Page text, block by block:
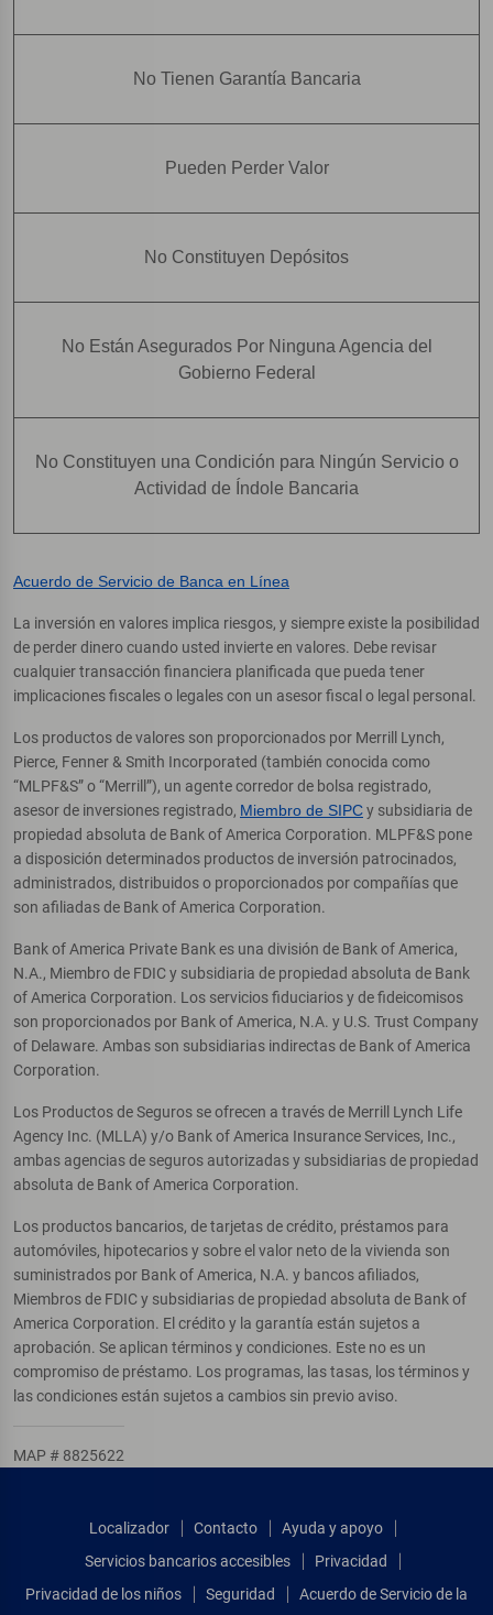
No Tienen Garantía Bancaria
Pueden Perder Valor
No Constituyen Depósitos
No Están Asegurados Por Ninguna Agencia del
Gobierno Federal
No Constituyen una Condición para Ningún Servicio o
Actividad de Índole Bancaria
Acuerdo de Servicio de Banca en Línea
La inversión en valores implica riesgos, y siempre existe la posibilidad
de perder dinero cuando usted invierte en valores. Debe revisar
cualquier transacción financiera planificada que pueda tener
implicaciones fiscales o legales con un asesor fiscal o legal personal.
Los productos de valores son proporcionados por Merrill Lynch,
Pierce, Fenner & Smith Incorporated (también conocida como
“MLPF&S” o “Merrill”), un agente corredor de bolsa registrado,
asesor de inversiones registrado, Miembro de SIPCy subsidiaria de
propiedad absoluta de Bank of America Corporation. MLPF&S pone
a disposición determinados productos de inversión patrocinados,
administrados, distribuidos o proporcionados por compañías que
son afiliadas de Bank of America Corporation.
Bank of America Private Bank es una división de Bank of America,
N.A., Miembro de FDIC y subsidiaria de propiedad absoluta de Bank
of America Corporation. Los servicios fiduciarios y de fideicomisos
son proporcionados por Bank of America, N.A. y U.S. Trust Company
of Delaware. Ambas son subsidiarias indirectas de Bank of America
Corporation.
Los Productos de Seguros se ofrecen a través de Merrill Lynch Life
Agency Inc. (MLLA) y/o Bank of America Insurance Services, Inc.,
ambas agencias de seguros autorizadas y subsidiarias de propiedad
absoluta de Bank of America Corporation.
Los productos bancarios, de tarjetas de crédito, préstamos para
automóviles, hipotecarios y sobre el valor neto de la vivienda son
suministrados por Bank of America, N.A. y bancos afiliados,
Miembros de FDIC y subsidiarias de propiedad absoluta de Bank of
America Corporation. El crédito y la garantía están sujetos a
aprobación. Se aplican términos y condiciones. Este no es un
compromiso de préstamo. Los programas, las tasas, los términos y
las condiciones están sujetos a cambios sin previo aviso.
MAP # 8825622
Localizador Contacto
Ayuda y apoyo
Servicios bancarios accesibles
Privacidad
Privacidad de los niños
Seguridad Acuerdo de Servicio de la